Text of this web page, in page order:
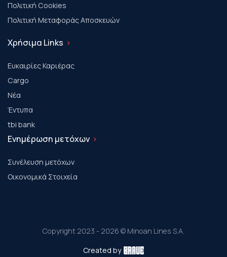
Πολιτική Cookies
Πολιτική Μεταφοράς Αποσκευών
Χρήσιμα Links
Ευκαιρίες Καριέρας
Cargo
Νέα
Έντυπα
tbi bank
Ενημέρωση μετόχων
Συνέλευση μετόχων
Οικονομικά Στοιχεία
Copyright 2023 - 2026 © Minoan Lines S.A.
Created by